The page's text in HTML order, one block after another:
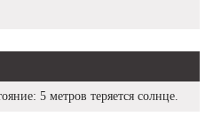
5 метров теряется солнце.